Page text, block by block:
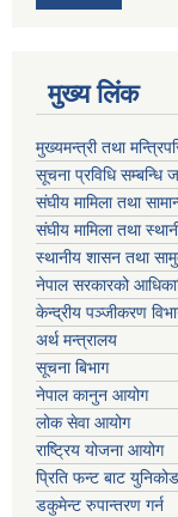
मुख्य लिंक
मुख्यमन्त्री तथा
सूचना प्रविधि सम्बन्धि
संघीय मामिला तथा
संघीय मामिला तथा
स्थानीय शासन तथा
नेपाल सरकारको
केन्द्रीय पञ्जीकरण
अर्थ मन्त्रालय
सूचना बिभाग
नेपाल कानुन आयोग
लोक सेवा आयोग
राष्ट्रिय योजना आयोग
प्रिति फन्ट बाट
डकुमेन्ट रुपान्तरण गर्न